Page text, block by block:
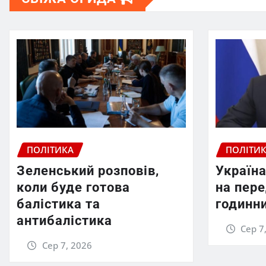
ПОЛІТИКА
Зеленський розповів,
коли буде готова
балістика та
антибалістика
Сер 7, 2026
на
Сер